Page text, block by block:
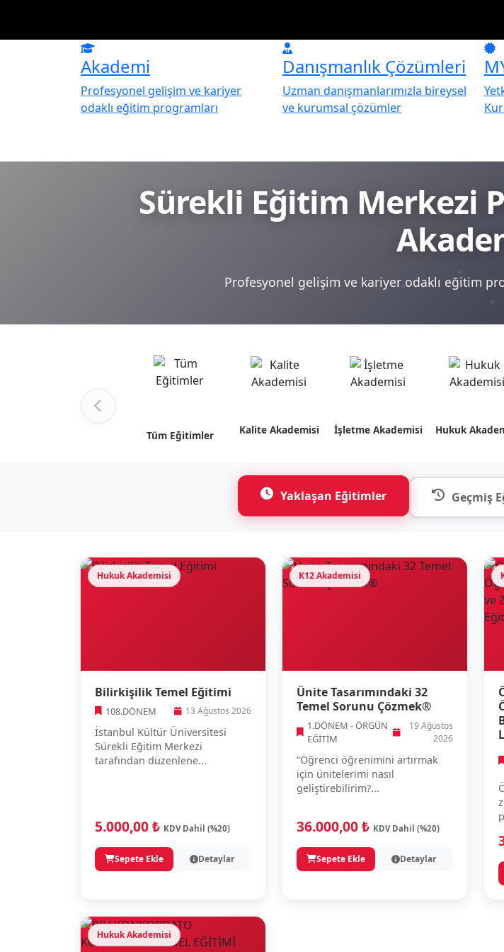
Akademi
Profesyonel gelişim ve kariyer
odaklı eğitim programları
Danışmanlık Çözümleri
Uzman danışmanlarımızla bireysel
ve kurumsal çözümler
Sürekli Eğitim Merkezi
Profesyonel gelişim ve kariyer odaklı eğitim
Tüm Eğitimler Kalite Akademisi İşletme Akademisi Hukuk
Yaklaşan Eğitimler Geçmiş
Hukuk Akademisi
Bilirkişilik Temel Eğitimi
108.DÖNEM 13 Ağustos 2026
İstanbul Kültür Üniversitesi
Sürekli Eğitim Merkezi
tarafından düzenlene...
5.000,00 ₺ KDV Dahil (%20)
Sepete Ekle Detaylar
K12 Akademisi
Ünite Tasarımındaki 32
Temel Sorunu Çözmek®
1.DÖNEM - ÖRGÜN
EĞİTİM
19 Ağustos
2026
“Öğrenci öğrenimini artırmak
için ünitelerimi nasıl
geliştirebilirim?...
36.000,00 ₺ KDV Dahil (%20)
Sepete Ekle Detaylar
Hukuk Akademisi